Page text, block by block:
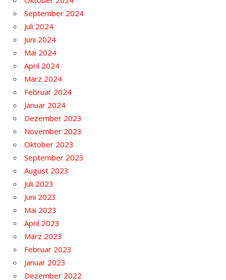
September 2024
Juli 2024
Juni 2024
Mai 2024
April 2024
März 2024
Februar 2024
Januar 2024
Dezember 2023
November 2023
Oktober 2023
September 2023
August 2023
Juli 2023
Juni 2023
Mai 2023
April 2023
März 2023
Februar 2023
Januar 2023
Dezember 2022